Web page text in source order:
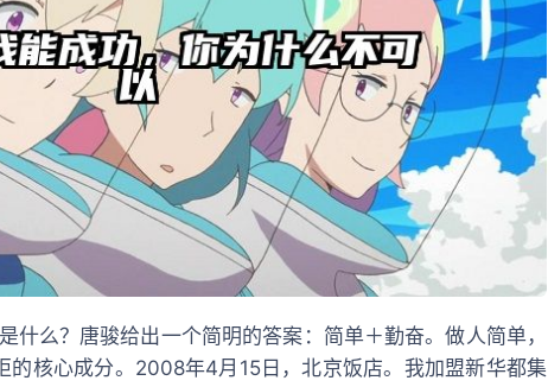
么？唐骏给出一个简明的答案：简单＋勤奋。做人简单，
的核心成分。2008年4月15日，北京饭店。我加盟新华都集